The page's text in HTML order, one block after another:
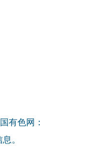
有色网：
。